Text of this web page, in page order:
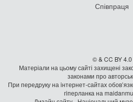
Співпраця
© & CC BY 4.0
Матеріали на цьому сайті захищені
законами про
При передруку на iнтернет-сайтах
гiперланка на